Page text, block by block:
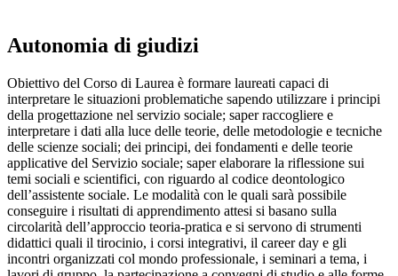
Autonomia di giudizi
Obiettivo del Corso di Laurea è formare laureati capaci di
interpretare le situazioni problematiche sapendo utilizzare i principi
della progettazione nel servizio sociale; saper raccogliere e
interpretare i dati alla luce delle teorie, delle metodologie e tecniche
delle scienze sociali; dei principi, dei fondamenti e delle teorie
applicative del Servizio sociale; saper elaborare la riflessione sui
temi sociali e scientifici, con riguardo al codice deontologico
dell’assistente sociale. Le modalità con le quali sarà possibile
conseguire i risultati di apprendimento attesi si basano sulla
circolarità dell’approccio teoria-pratica e si servono di strumenti
didattici quali il tirocinio, i corsi integrativi, il career day e gli
incontri organizzati col mondo professionale, i seminari a tema, i